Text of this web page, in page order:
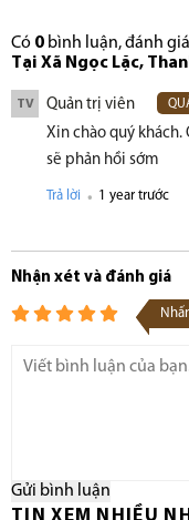
Có 0 bình luận, đánh giá
Tại Xã Ngọc Lặc,
TV Quản trị viên
Xin chào quý khách.
sẽ phản hồi sớm
Trả lời . 1 year trước
Nhận xét và đánh giá
Gửi bình luận